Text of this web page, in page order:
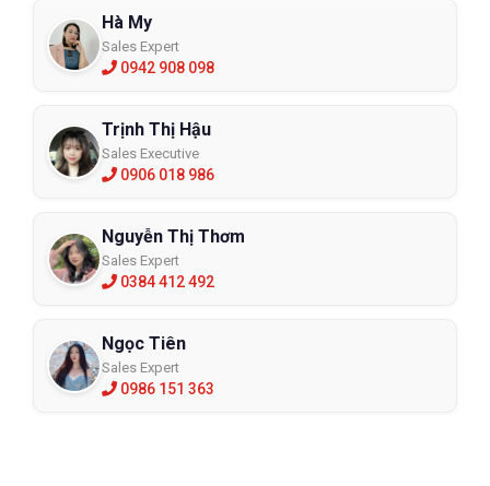
Hà My
Sales Expert
0942 908 098
Trịnh Thị Hậu
Sales Executive
0906 018 986
Nguyễn Thị Thơm
Sales Expert
0384 412 492
Ngọc Tiên
Sales Expert
0986 151 363